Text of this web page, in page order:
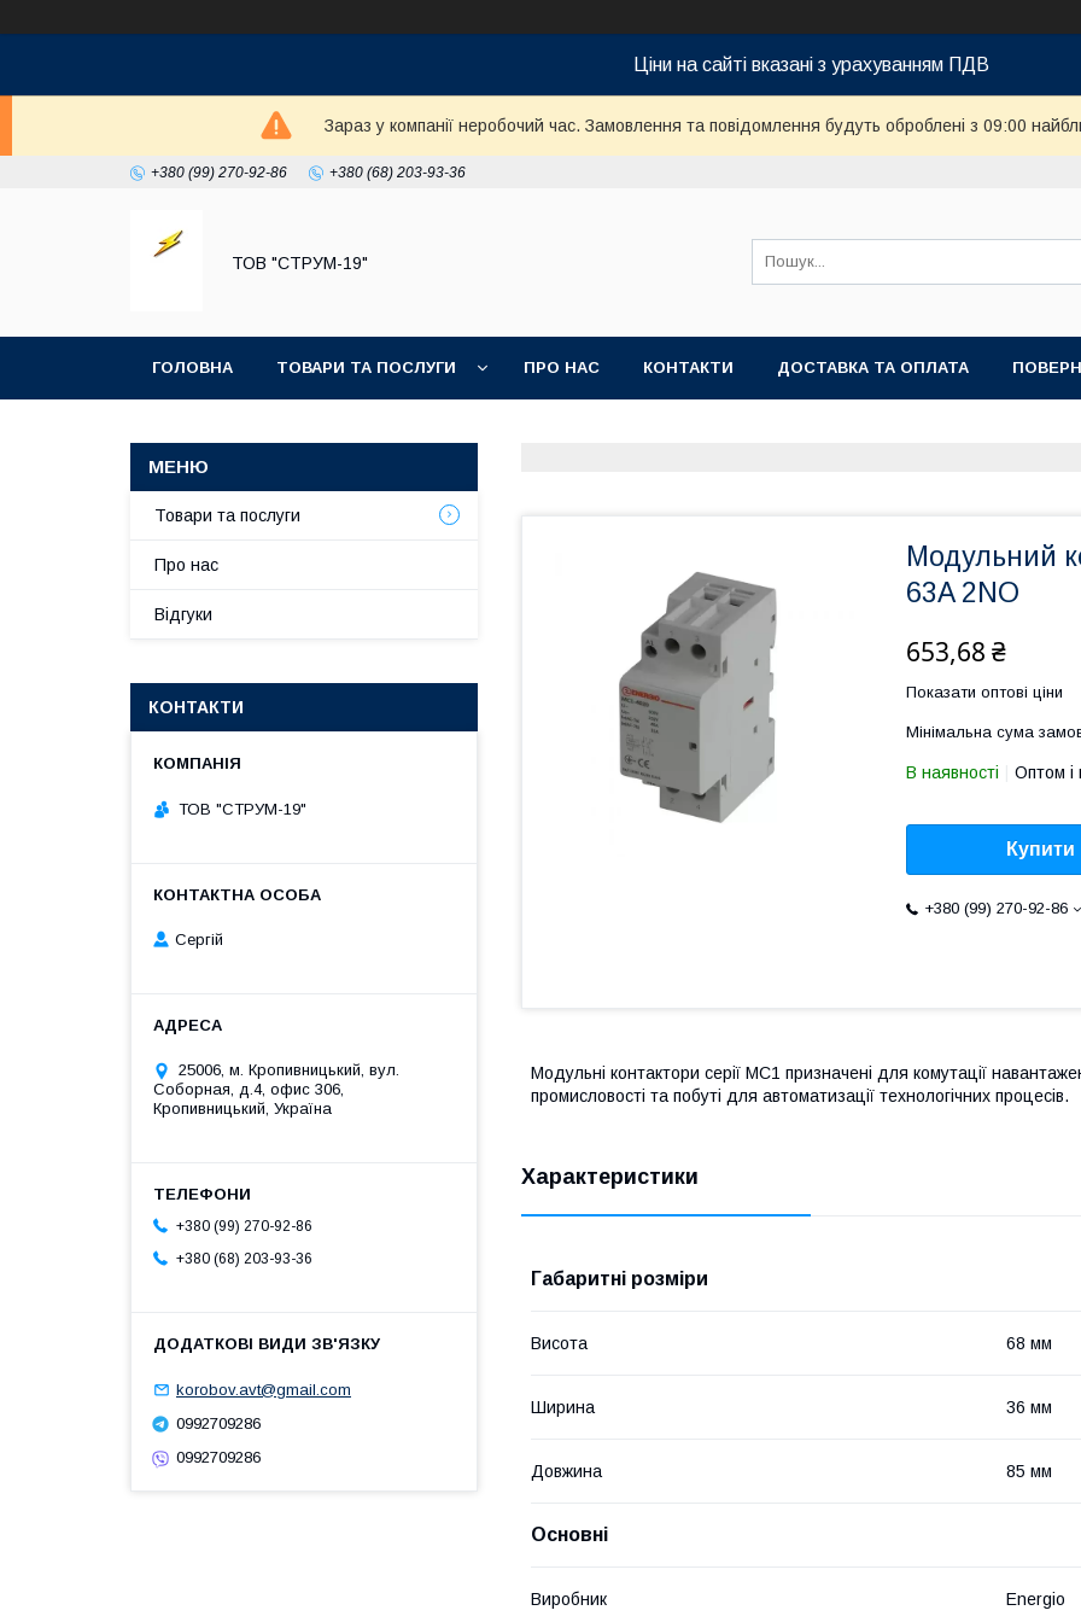
Ціни на сайті вказані з урахуванням ПДВ
Зараз у компанії неробочий час. Замовлення та повідомлення будуть оброблені з 09:00
+380 (99) 270-92-86 +380 (68) 203-93-36
ТОВ "СТРУМ-19"
ГОЛОВНА ТОВАРИ ТА ПОСЛУГИ ПРО НАС КОНТАКТИ ДОСТАВКА ТА ОПЛАТА
Модульний
63A 2NO
653,68 ₴
Показати оптові ціни
Мінімальна сума
В наявності Оптом і
Купити
+380 (99) 270-92-86
Модульні контактори серії МC1 призначені для комутації
промисловості та побуті для автоматизації технологічних процесів.
Характеристики
Габаритні розміри
Висота 68 мм
Ширина 36 мм
Довжина 85 мм
Основні
Виробник Energio
Товари та послуги
Про нас
Відгуки
КОНТАКТИ
ТОВ "СТРУМ-19"
Сергій
25006, м. Кропивницький, вул.
Соборная, д.4, офис 306,
Кропивницький, Україна
+380 (99) 270-92-86
+380 (68) 203-93-36
korobov.avt@gmail.com
0992709286
0992709286